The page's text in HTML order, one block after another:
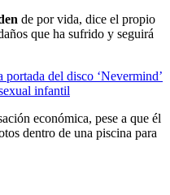
de por vida, dice el propio
que ha sufrido y seguirá
portada del disco ‘Nevermind’
infantil
económica, pese a que él
dentro de una piscina para